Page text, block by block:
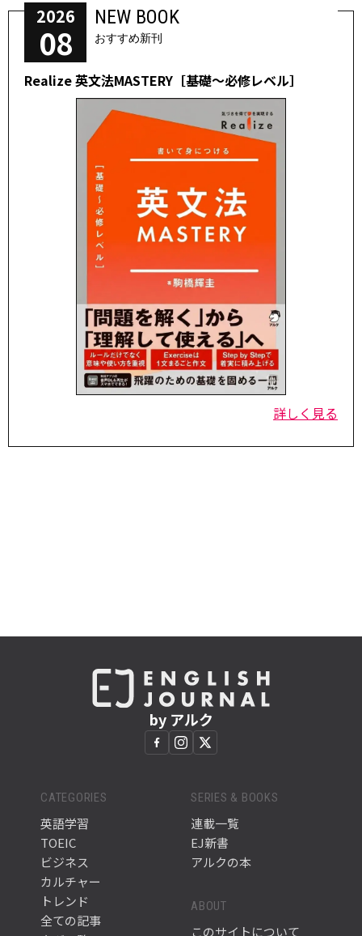
2026
08
NEW BOOK
おすすめ新刊
Realize 英文法MASTERY［基礎～必修レベル］
詳しく見る
by アルク
CATEGORIES
英語学習
TOEIC
ビジネス
カルチャー
トレンド
全ての記事
SERIES & BOOKS
連載一覧
EJ新書
アルクの本
ABOUT
このサイトについて